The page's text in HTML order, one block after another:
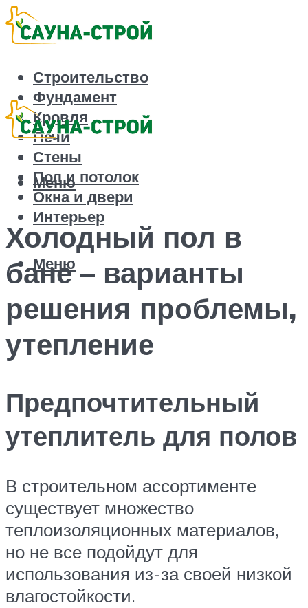
Строительство
Фундамент
Кровля
Печи
Стены
Пол и потолок
Окна и двери
Интерьер
Меню
Меню
Холодный пол в
бане – варианты
решения проблемы,
утепление
Предпочтительный
утеплитель для полов
В строительном ассортименте
существует множество
теплоизоляционных материалов,
но не все подойдут для
использования из-за своей низкой
влагостойкости.